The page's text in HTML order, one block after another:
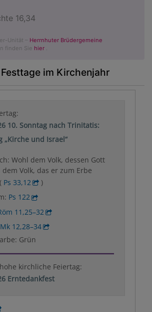
16,34
Unität – Herrnhuter Brüdergemeine
finden Sie hier .
im Kirchenjahr
10. Sonntag nach Trinitatis:
„Kirche und Israel“
Wohl dem Volk, dessen Gott
dem Volk, das er zum Erbe
Ps 33,12
)
Ps 122
11,25–32
Mk 12,28–34
Grün
kirchliche Feiertag:
Erntedankfest